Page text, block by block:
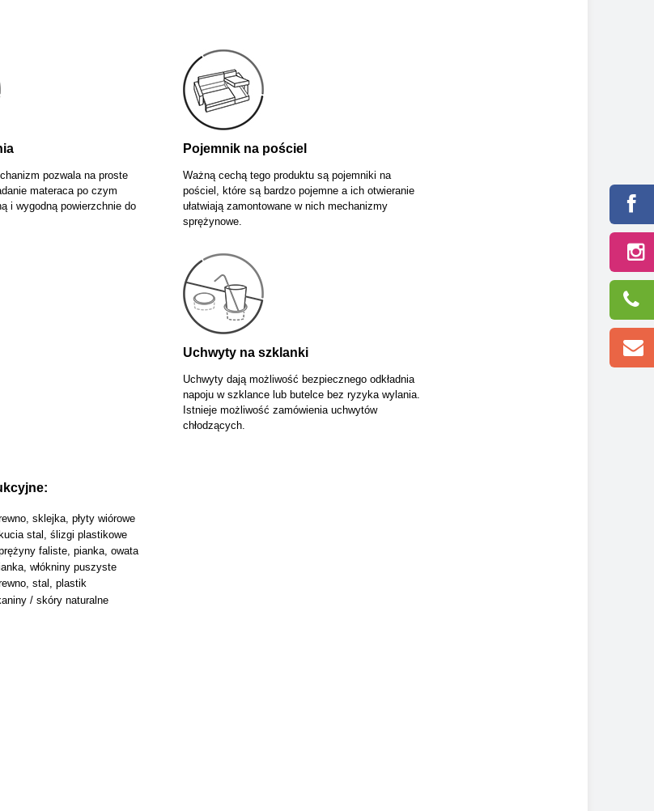
pozwala na proste
materaca po czym
i wygodną powierzchnie do
Pojemnik na pościel
Ważną cechą tego produktu są pojemniki na
pościel, które są bardzo pojemne a ich otwieranie
ułatwiają zamontowane w nich mechanizmy
sprężynowe.
Uchwyty na szklanki
Uchwyty dają możliwość bezpiecznego odkładnia
napoju w szklance lub butelce bez ryzyka wylania.
Istnieje możliwość zamówienia uchwytów
chłodzących.
sklejka, płyty wiórowe
stal, ślizgi plastikowe
faliste, pianka, owata
włókniny puszyste
stal, plastik
/ skóry naturalne